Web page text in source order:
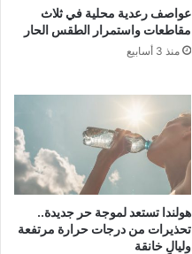
عواصف رعدية محلية في ثلاث
مقاطعات واستمرار الطقس الحار
منذ 3 أسابيع
هولندا تستعد لموجة حر جديدة..
تحذيرات من درجات حرارة مرتفعة
وليالٍ خانقة